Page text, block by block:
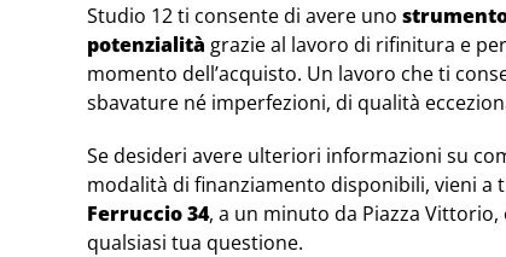
Studio 12 ti consente di avere uno
potenzialità grazie al lavoro di rifinitura e
momento dell’acquisto. Un lavoro che ti
sbavature né imperfezioni, di qualità
Se desideri avere ulteriori informazioni su
modalità di finanziamento disponibili, vieni a
Ferruccio 34, a un minuto da Piazza
qualsiasi tua questione.